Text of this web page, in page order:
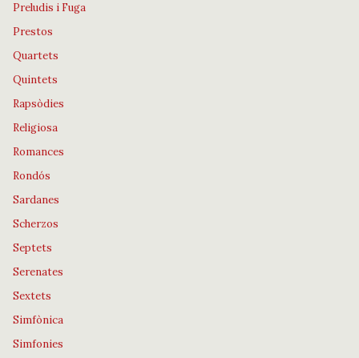
Preludis i Fuga
Prestos
Quartets
Quintets
Rapsòdies
Religiosa
Romances
Rondós
Sardanes
Scherzos
Septets
Serenates
Sextets
Simfònica
Simfonies